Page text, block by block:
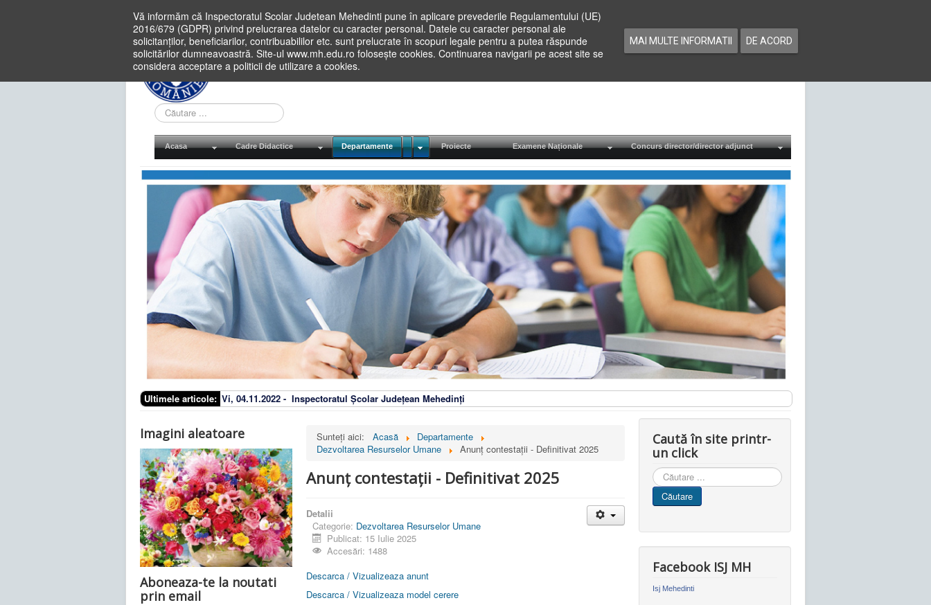
Vă informăm că Inspectoratul Scolar Judetean Mehedinti pune în aplicare prevederile Regulamentului (UE)
2016/679 (GDPR) privind prelucrarea datelor cu caracter personal. Datele cu caracter personal ale
solicitanților, beneficiarilor, contribuabililor etc. sunt prelucrate în scopuri legale pentru a putea răspunde
solicitărilor dumneavoastră. Site-ul www.mh.edu.ro folosește cookies. Continuarea navigarii pe acest site se
considera acceptare a politicii de utilizare a cookies.
MAI MULTE INFORMATII DE ACORD
Cauta
in
site
Acasa Cadre Didactice Departamente Proiecte Examene Naționale Concurs director/director adjunct
Ultimele articole: Vi, 04.11.2022 - Inspectoratul Școlar Județean Mehedinți
Imagini aleatoare
Aboneaza-te la noutati
prin email
Sunteți aici: Acasă
Departamente
Dezvoltarea Resurselor Umane
Anunț contestații - Definitivat 2025
Anunț contestații - Definitivat 2025
Detalii
Categorie: Dezvoltarea Resurselor Umane
Publicat: 15 Iulie 2025
Accesări: 1488
Descarca / Vizualizeaza anunt
Descarca / Vizualizeaza model cerere
Caută în site printr-
un click
Cauta
in
site
Căutare
Facebook ISJ MH
Isj Mehedinti